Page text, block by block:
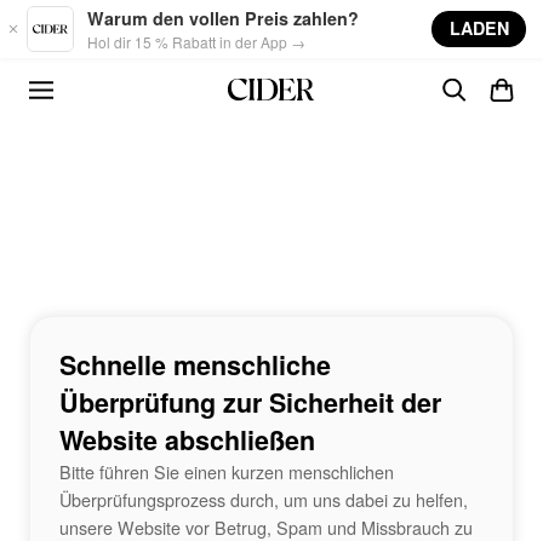
Skip to main content
Warum den vollen Preis zahlen?
Hol dir 15 % Rabatt in der App →
LADEN
Schnelle menschliche
Überprüfung zur Sicherheit der
Website abschließen
Bitte führen Sie einen kurzen menschlichen
Überprüfungsprozess durch, um uns dabei zu helfen,
unsere Website vor Betrug, Spam und Missbrauch zu